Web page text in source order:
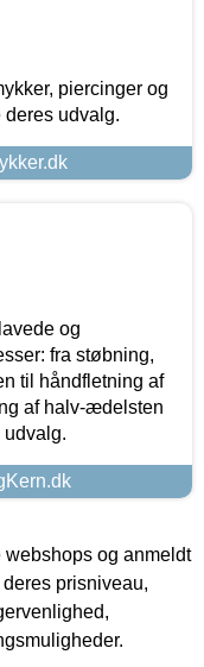
piercinger og
deres udvalg.
og
fra støbning,
til håndfletning af
af halv-ædelsten
udvalg.
og anmeldt
prisniveau,